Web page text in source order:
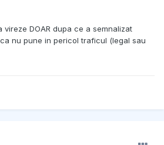
vireze DOAR dupa ce a semnalizat
nu pune in pericol traficul (legal sau